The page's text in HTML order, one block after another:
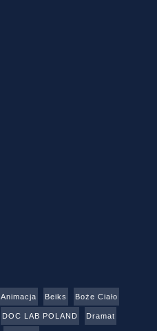
Animacja Beiks Boże Ciało
DOC LAB POLAND Dramat